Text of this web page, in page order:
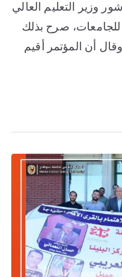
وزير التعليم العالي
للجامعات، صرح بذلك
أن المؤتمر أقيم